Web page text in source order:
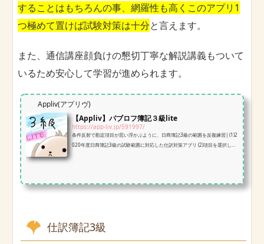
することはもちろんの事、網羅性も高くこのアプリ1
つ極めて置けば試験対策は十分と言えます。
また、通信講座顔負けの懇切丁寧な解説講義もついて
いるため安心して学習が進められます。
Appliv(アプリヴ)
【Appliv】パブロフ簿記３級lite
https://app-liv.jp/591997/
条件反射で勘定項目が思い浮かぶように、日商簿記3級の範囲を反復練習| (1)2
020年度日商簿記3級の試験範囲に対応した仕訳対策アプリ (2)項目を選択して
仕訳簿記3級